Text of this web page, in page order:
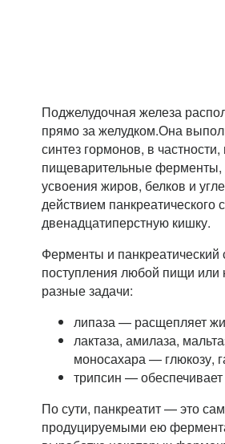
Поджелудочная железа
прямо за желудком.Она
синтез гормонов, в
пищеварительные
усвоения жиров, белков и
действием панкреатического
двенадцатиперстную кишку.
Ферменты и
поступления любой пищи
разные задачи:
липаза — расщепляет
лактаза, амилаза,
моносахара — глюкозу,
трипсин —
По сути, панкреатит — это
продуцируемыми ею